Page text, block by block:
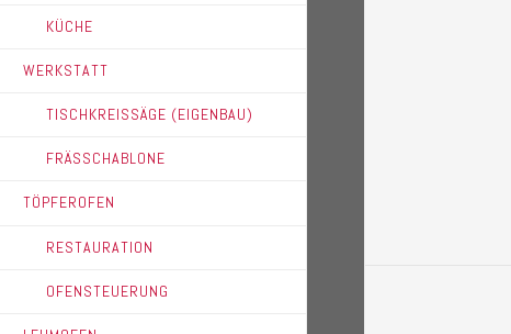
KÜCHE
WERKSTATT
TISCHKREISSÄGE (EIGENBAU)
FRÄSSCHABLONE
TÖPFEROFEN
RESTAURATION
OFENSTEUERUNG